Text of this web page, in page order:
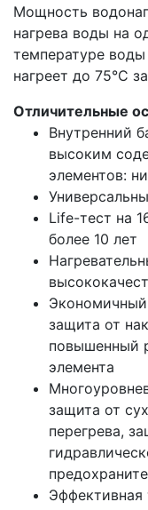
Мощность
нагрева воды на
температуре
нагреет до 75°С
Отличительные
Внутренний
высоким
элементов:
Life-тест на
более 10 лет
защита от
повышенный
элемента
защита от
перегрева,